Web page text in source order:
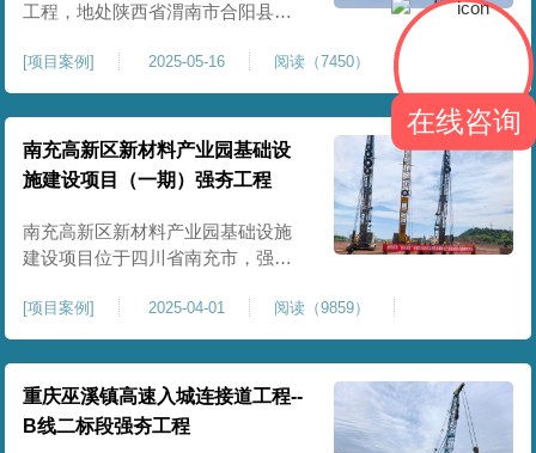
工程，地处陕西省渭南市合阳县，
的关键前置工程，主要服务于片区
农业灌溉蓄水配套建设，为后续蓄
水池主体施工筑牢地基基础，保障
灌区水利设施长期稳定运行。本工
程核心施工内容为蓄水池场地地基
强夯加固处理，总强夯施工面积
25000㎡，施工完成后场地上部将新
[项目案例] 2025-05-16 阅读（7450）
南充高新区新材料产业园基础设
施建设项目（一期）强夯工程
南充高新区新材料产业园基础设施
建设项目位于四川省南充市，强夯
软弱土、回填土等复杂地质，采用
强夯地基加固，深层加固地基、提
升承载力、严控工后沉降，为厂
房、道路及配套设施筑牢基础。本
项目施工作业面积大，我司将整个
场地施工区域合理划分为若干个区
[项目案例] 2025-04-01 阅读（9859）
重庆巫溪镇高速入城连接道工程--
B线二标段强夯工程
在线咨询